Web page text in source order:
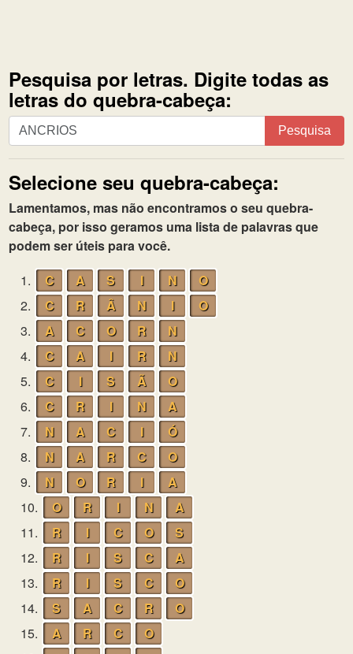
Pesquisa por letras. Digite todas as
letras do quebra-cabeça:
Pesquisa
por
letras.
Digite
todas
as
letras
do
quebra-
cabeça:
Pesquisa
Selecione seu quebra-cabeça:
Lamentamos, mas não encontramos o seu quebra-
cabeça, por isso geramos uma lista de palavras que
podem ser úteis para você.
1.
C A S I N
O
2.
C R Â N I
O
3.
A C O R
N
4.
C A I R
N
5.
C I S Ã
O
6.
C R I N
A
7.
N A C I
Ó
8.
N A R C
O
9.
N O R I
A
10.
O R I N
A
11.
R I C O
S
12.
R I S C
A
13.
R I S C
O
14.
S A C R
O
15.
A R C
O